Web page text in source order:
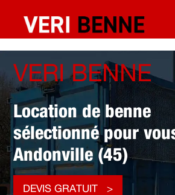
contenu
VERI BENNE
Location de benne
sélectionné pour
Andonville (45)
DEVIS GRATUIT